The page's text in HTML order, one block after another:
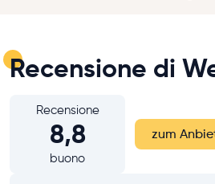
Recensione di
Recensione
8,8
buono
zum